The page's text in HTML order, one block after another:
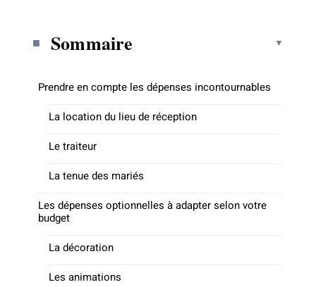
Sommaire
Prendre en compte les dépenses incontournables
La location du lieu de réception
Le traiteur
La tenue des mariés
Les dépenses optionnelles à adapter selon votre
budget
La décoration
Les animations